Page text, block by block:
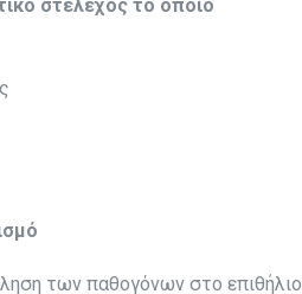
στέλεχος το οποίο
των παθογόνων στο επιθήλιο